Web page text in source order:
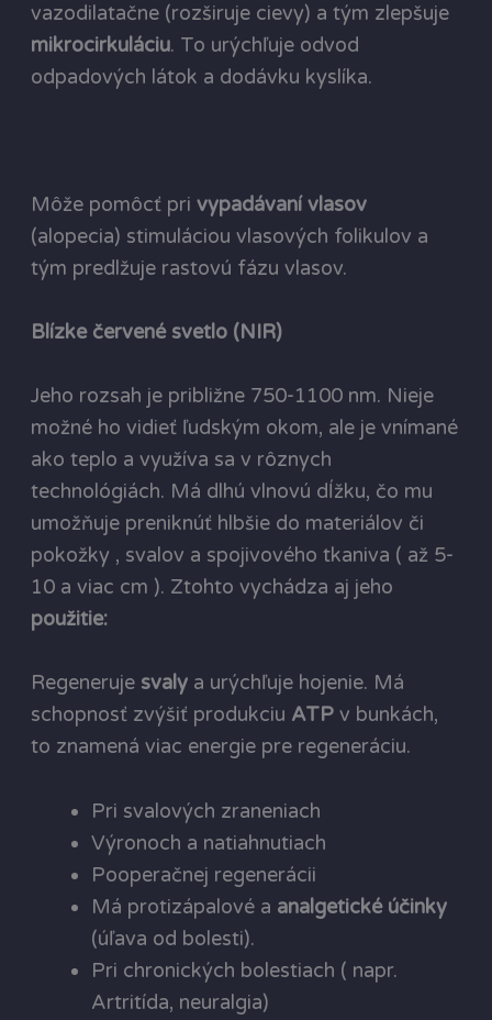
vazodilatačne (rozširuje cievy) a tým zlepšuje
mikrocirkuláciu. To urýchľuje odvod
odpadových látok a dodávku kyslíka.
Môže pomôcť privypadávaní vlasov
(alopecia) stimuláciou vlasových folikulov a
tým predlžuje rastovú fázu vlasov.
Blízke červené svetlo (NIR)
Jeho rozsah je približne 750-1100 nm. Nieje
možné ho vidieť ľudským okom, ale je vnímané
ako teplo a využíva sa v rôznych
technológiách. Má dlhú vlnovú dĺžku, čo mu
umožňuje preniknúť hlbšie do materiálov či
pokožky , svalov a spojivového tkaniva ( až 5-
10 a viac cm ). Ztohto vychádza aj jeho
použitie:
Regeneruje svaly a urýchľuje hojenie. Má
schopnosť zvýšiť produkciu ATP v bunkách,
to znamená viac energie pre regeneráciu.
Pri svalových zraneniach
Výronoch a natiahnutiach
Pooperačnej regenerácii
Má protizápalové a analgetické účinky
(úľava od bolesti).
Pri chronických bolestiach ( napr.
Artritída, neuralgia)